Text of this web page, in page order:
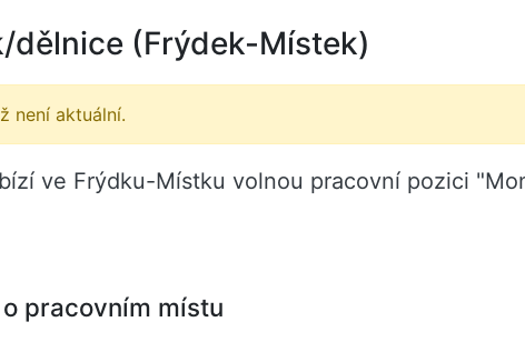
dělnice (Frýdek-Místek)
není aktuální.
ve Frýdku-Místku volnou pracovní pozici
pracovním místu